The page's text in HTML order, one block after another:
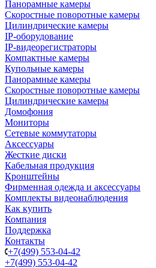
Панорамные камеры
Скоростные поворотные камеры
Цилиндрические камеры
IP-оборудование
IP-видеорегистраторы
Компактные камеры
Купольные камеры
Панорамные камеры
Скоростные поворотные камеры
Цилиндрические камеры
Домофония
Мониторы
Сетевые коммутаторы
Аксессуары
Жесткие диски
Кабельная продукция
Кронштейны
Фирменная одежда и аксессуары
Комплекты видеонаблюдения
Как купить
Компания
Поддержка
Контакты
+7(499) 553-04-42
+7(499) 553-04-42